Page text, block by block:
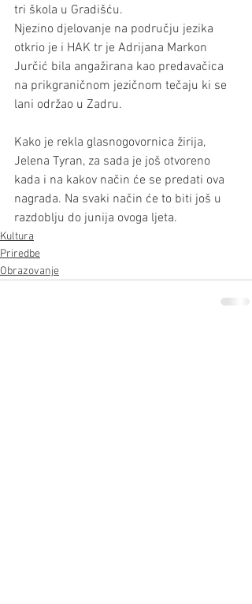
tri škola u Gradišću.
Njezino djelovanje na području jezika
otkrio je i HAK tr je Adrijana Markon
Jurčić bila angažirana kao predavačica
na prikgraničnom jezičnom tečaju ki se
lani održao u Zadru.
Kako je rekla glasnogovornica žirija,
Jelena Tyran, za sada je još otvoreno
kada i na kakov način će se predati ova
nagrada. Na svaki način će to biti još u
razdoblju do junija ovoga ljeta.
Kultura
Priredbe
Obrazovanje